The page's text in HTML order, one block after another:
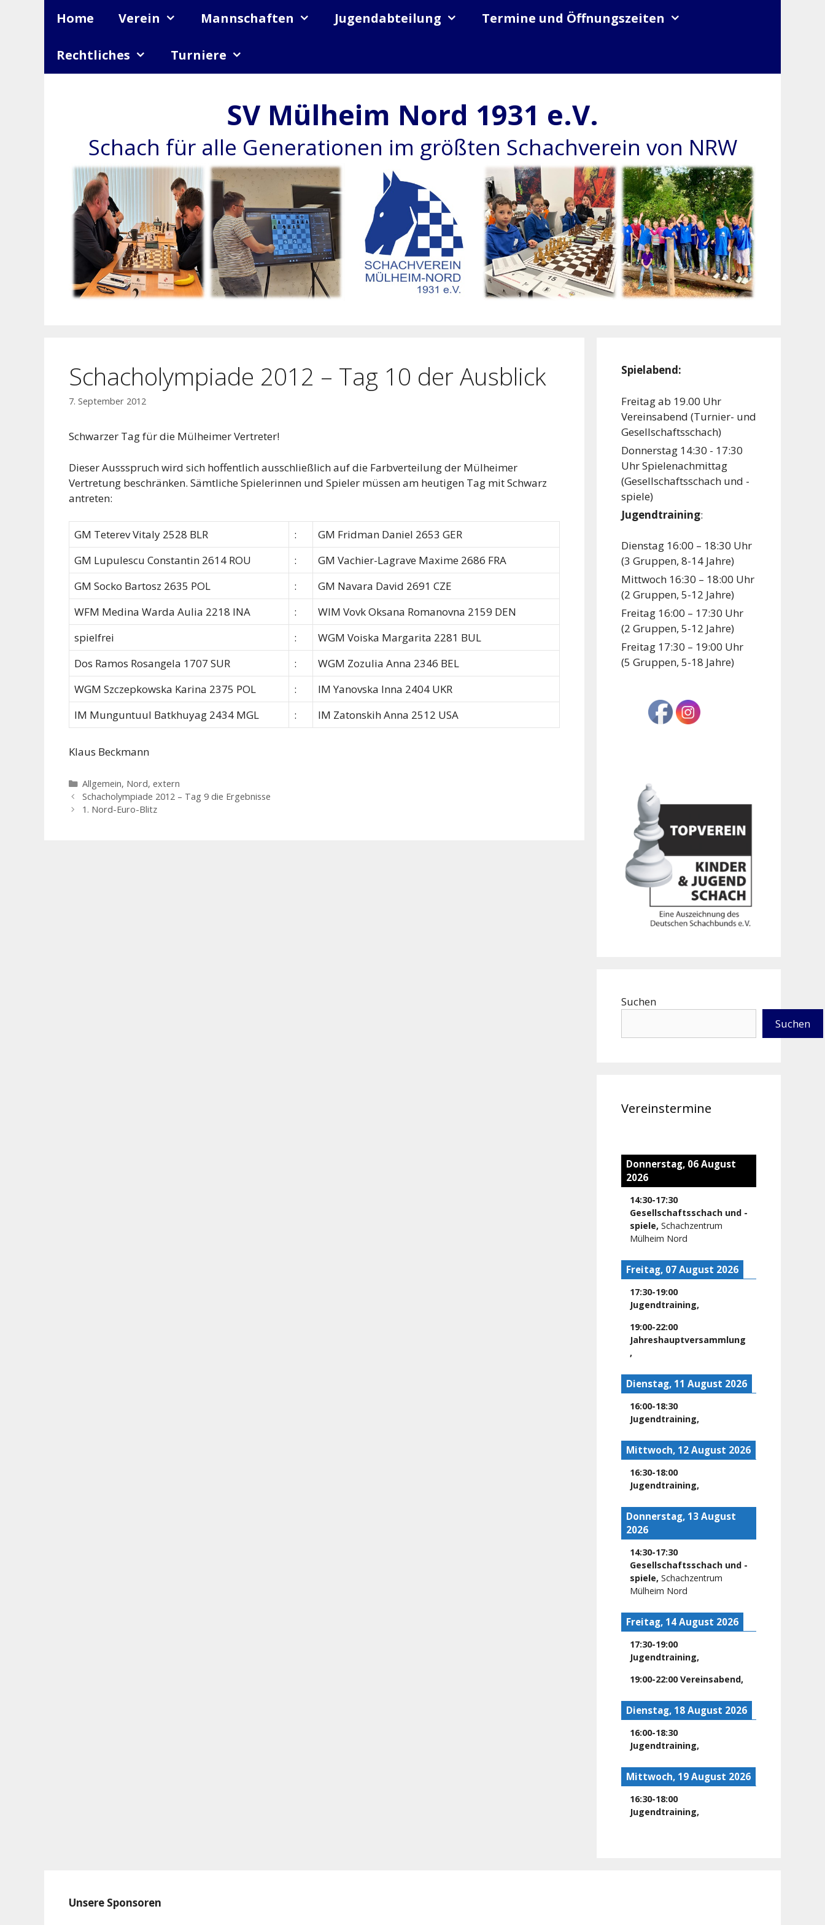
Home Verein Mannschaften Jugendabteilung Termine und Öffnungszeiten
Rechtliches Turniere
SV Mülheim Nord 1931 e.V.
Schach für alle Generationen im größten Schachverein von NRW
Schacholympiade 2012 – Tag 10 der Ausblick
7. September 2012
Schwarzer Tag für die Mülheimer Vertreter!
Dieser Aussspruch wird sich hoffentlich ausschließlich auf die Farbverteilung der Mülheimer
Vertretung beschränken. Sämtliche Spielerinnen und Spieler müssen am heutigen Tag mit Schwarz
antreten:
GM Teterev Vitaly 2528 BLR :
GM Fridman Daniel 2653 GER
GM Lupulescu Constantin 2614 ROU
:
GM Vachier-Lagrave Maxime 2686 FRA
GM Socko Bartosz 2635 POL
:
GM Navara David 2691 CZE
WFM Medina Warda Aulia 2218 INA
:
WIM Vovk Oksana Romanovna 2159 DEN
spielfrei
:
WGM Voiska Margarita 2281 BUL
Dos Ramos Rosangela 1707 SUR
:
WGM Zozulia Anna 2346 BEL
WGM Szczepkowska Karina 2375 POL
:
IM Yanovska Inna 2404 UKR
IM Munguntuul Batkhuyag 2434 MGL
: IM Zatonskih Anna 2512 USA
Klaus Beckmann
Kategorien
Allgemein, Nord, extern
Schacholympiade 2012 – Tag 9 die Ergebnisse
1. Nord-Euro-Blitz
Spielabend:
Freitag ab 19.00 Uhr
Vereinsabend (Turnier- und
Gesellschaftsschach)
Donnerstag 14:30 - 17:30
Uhr Spielenachmittag
(Gesellschaftsschach und -
spiele)
Jugendtraining:
Dienstag 16:00 – 18:30 Uhr
(3 Gruppen, 8-14 Jahre)
Mittwoch 16:30 – 18:00 Uhr
(2 Gruppen, 5-12 Jahre)
Freitag 16:00 – 17:30 Uhr
(2 Gruppen, 5-12 Jahre)
Freitag 17:30 – 19:00 Uhr
(5 Gruppen, 5-18 Jahre)
Suchen
Suchen
Vereinstermine
Donnerstag, 06 August
2026
14:30-17:30
Gesellschaftsschach und -
spiele, Schachzentrum
Mülheim Nord
Freitag, 07 August 2026
17:30-19:00
Jugendtraining,
19:00-22:00
Jahreshauptversammlung
,
Dienstag, 11 August 2026
16:00-18:30
Jugendtraining,
Mittwoch, 12 August 2026
16:30-18:00
Jugendtraining,
Donnerstag, 13 August
2026
14:30-17:30
Gesellschaftsschach und -
spiele, Schachzentrum
Mülheim Nord
Freitag, 14 August 2026
17:30-19:00
Jugendtraining,
19:00-22:00 Vereinsabend,
Dienstag, 18 August 2026
16:00-18:30
Jugendtraining,
Mittwoch, 19 August 2026
16:30-18:00
Jugendtraining,
Unsere Sponsoren